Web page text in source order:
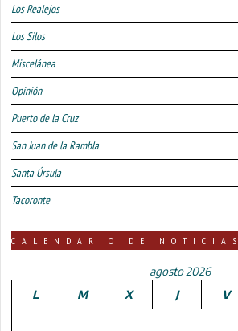
Los Realejos
Los Silos
Miscelánea
Opinión
Puerto de la Cruz
San Juan de la Rambla
Santa Úrsula
Tacoronte
CALENDARIO DE NOTICIAS
agosto 2026
L
M X J V